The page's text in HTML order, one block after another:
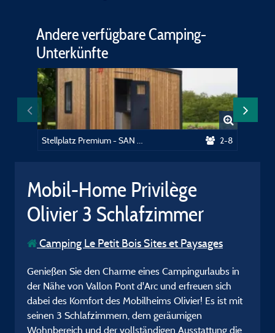
Andere verfügbare Camping-
Unterkünfte
2-8
Mobil-Home Privilège
Olivier 3 Schlafzimmer
Camping Le Petit Bois Sites et Paysages
Genießen Sie den Charme eines Campingurlaubs in
der Nähe von Vallon Pont d'Arc und erfreuen sich
dabei des Komfort des Mobilheims Olivier! Es ist mit
seinen 3 Schlafzimmern, dem geräumigen
Wohnbereich und der vollständigen Ausstattung die